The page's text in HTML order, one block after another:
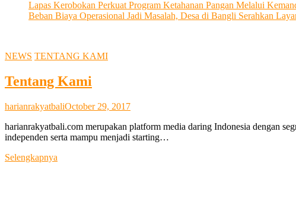
Lapas Kerobokan Perkuat Program Ketahanan Pangan Melalui
Beban Biaya Operasional Jadi Masalah, Desa di Bangli Serahkan
NEWS TENTANG KAMI
Tentang Kami
harianrakyatbaliOctober 29, 2017
harianrakyatbali.com merupakan platform media daring Indonesia dengan
independen serta mampu menjadi starting…
Selengkapnya